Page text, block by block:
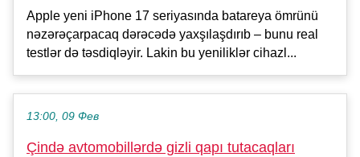
Apple yeni iPhone 17 seriyasında batareya ömrünü
nəzərəçarpacaq dərəcədə yaxşılaşdırıb – bunu real
testlər də təsdiqləyir. Lakin bu yeniliklər cihazl...
13:00, 09 Фев
Çində avtomobillərdə gizli qapı tutacaqları